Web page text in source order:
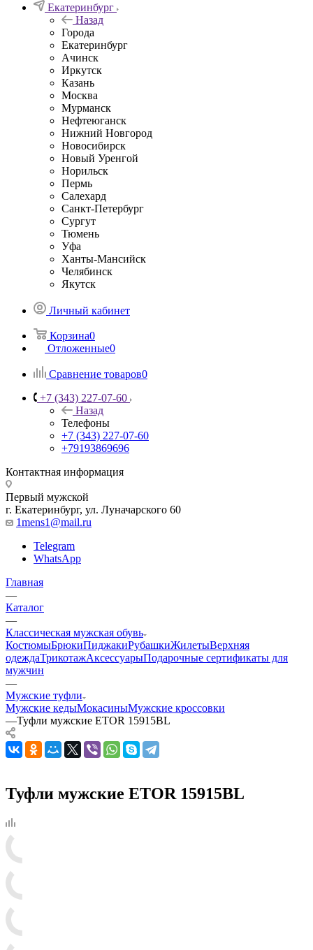
Екатеринбург
Назад
Города
Екатеринбург
Ачинск
Иркутск
Казань
Москва
Мурманск
Нефтеюганск
Нижний Новгород
Новосибирск
Новый Уренгой
Норильск
Пермь
Салехард
Санкт-Петербург
Сургут
Тюмень
Уфа
Ханты-Мансийск
Челябинск
Якутск
Личный кабинет
Корзина0
Отложенные0
Сравнение товаров0
+7 (343) 227-07-60
Назад
Телефоны
+7 (343) 227-07-60
+79193869696
Контактная информация
Первый мужской
г. Екатеринбург, ул. Луначарского 60
1mens1@mail.ru
Telegram
WhatsApp
Главная
—
Каталог
—
Классическая мужская обувь
КостюмыБрюкиПиджакиРубашкиЖилетыВерхняя
одеждаТрикотажАксессуарыПодарочные сертификаты для
мужчин
—
Мужские туфли
Мужские кедыМокасиныМужские кроссовки
—Туфли мужские ETOR 15915BL
Туфли мужские ETOR 15915BL